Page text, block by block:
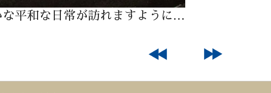
な平和な日常が訪れますように…